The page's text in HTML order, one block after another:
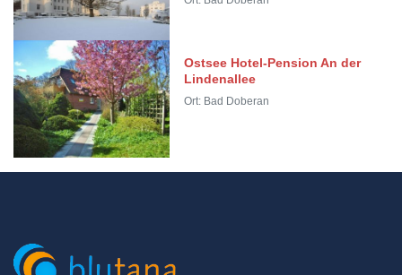
Ostsee Hotel-Pension An der
Lindenallee
Ort: Bad Doberan